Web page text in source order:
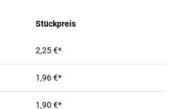
Stückpreis
2,25 €*
1,96 €*
1,90 €*